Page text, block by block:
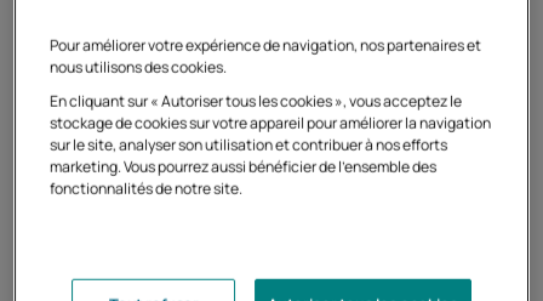
J’ai pris le temps de réfléchir
au métier que je voulais
exercer. Préparer le BTS
diététique, j’y avais pensé.
Pour améliorer votre expérience de navigation, nos partenaires et
nous utilisons des cookies.
En cliquant sur « Autoriser tous les cookies », vous acceptez le
stockage de cookies sur votre appareil pour améliorer la navigation
sur le site, analyser son utilisation et contribuer à nos efforts
marketing. Vous pourrez aussi bénéficier de l'ensemble des
fonctionnalités de notre site.